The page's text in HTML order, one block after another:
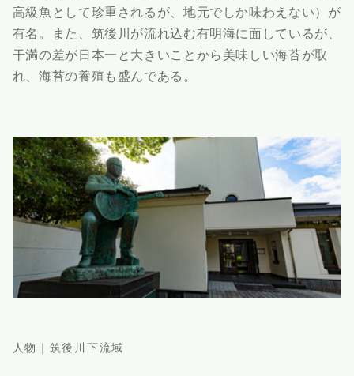
高級魚として珍重されるが、地元でしか味わえない）が
有名。また、筑後川が流れ込む有明海に面しているが、
干満の差が日本一と大きいことから美味しい海苔が取
れ、海苔の養殖も盛んである。
人物｜筑後川下流域